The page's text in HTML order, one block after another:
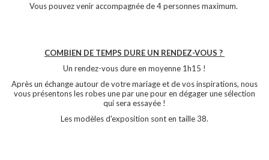
Vous pouvez venir accompagnée de 4 personnes maximum.
COMBIEN DE TEMPS DURE UN RENDEZ-VOUS ?
Un rendez-vous dure en moyenne 1h15 !
Après un échange autour de votre mariage et de vos inspirations, nous
vous présentons les robes une par une pour en dégager une sélection
qui sera essayée !
Les modèles d'exposition sont en taille 38.